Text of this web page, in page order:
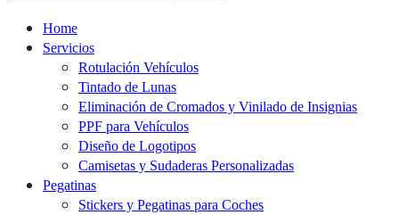
Home
Servicios
Rotulación Vehículos
Tintado de Lunas
Eliminación de Cromados y Vinilado de Insignias
PPF para Vehículos
Diseño de Logotipos
Camisetas y Sudaderas Personalizadas
Pegatinas
Stickers y Pegatinas para Coches